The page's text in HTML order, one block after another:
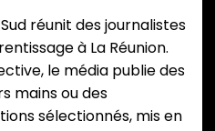
réunit des journalistes
à La Réunion.
le média publie des
mains ou des
sélectionnés, mis en